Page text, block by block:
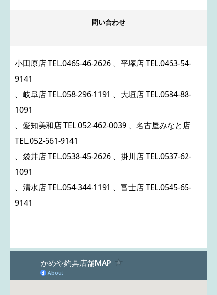
問い合わせ
小田原店 TEL.0465-46-2626 、平塚店 TEL.0463-54-
9141
、岐阜店 TEL.058-296-1191 、大垣店 TEL.0584-88-
1091
、愛知美和店 TEL.052-462-0039 、名古屋みなと店
TEL.052-661-9141
、袋井店 TEL.0538-45-2626 、掛川店 TEL.0537-62-
1091
、清水店 TEL.054-344-1191 、富士店 TEL.0545-65-
9141